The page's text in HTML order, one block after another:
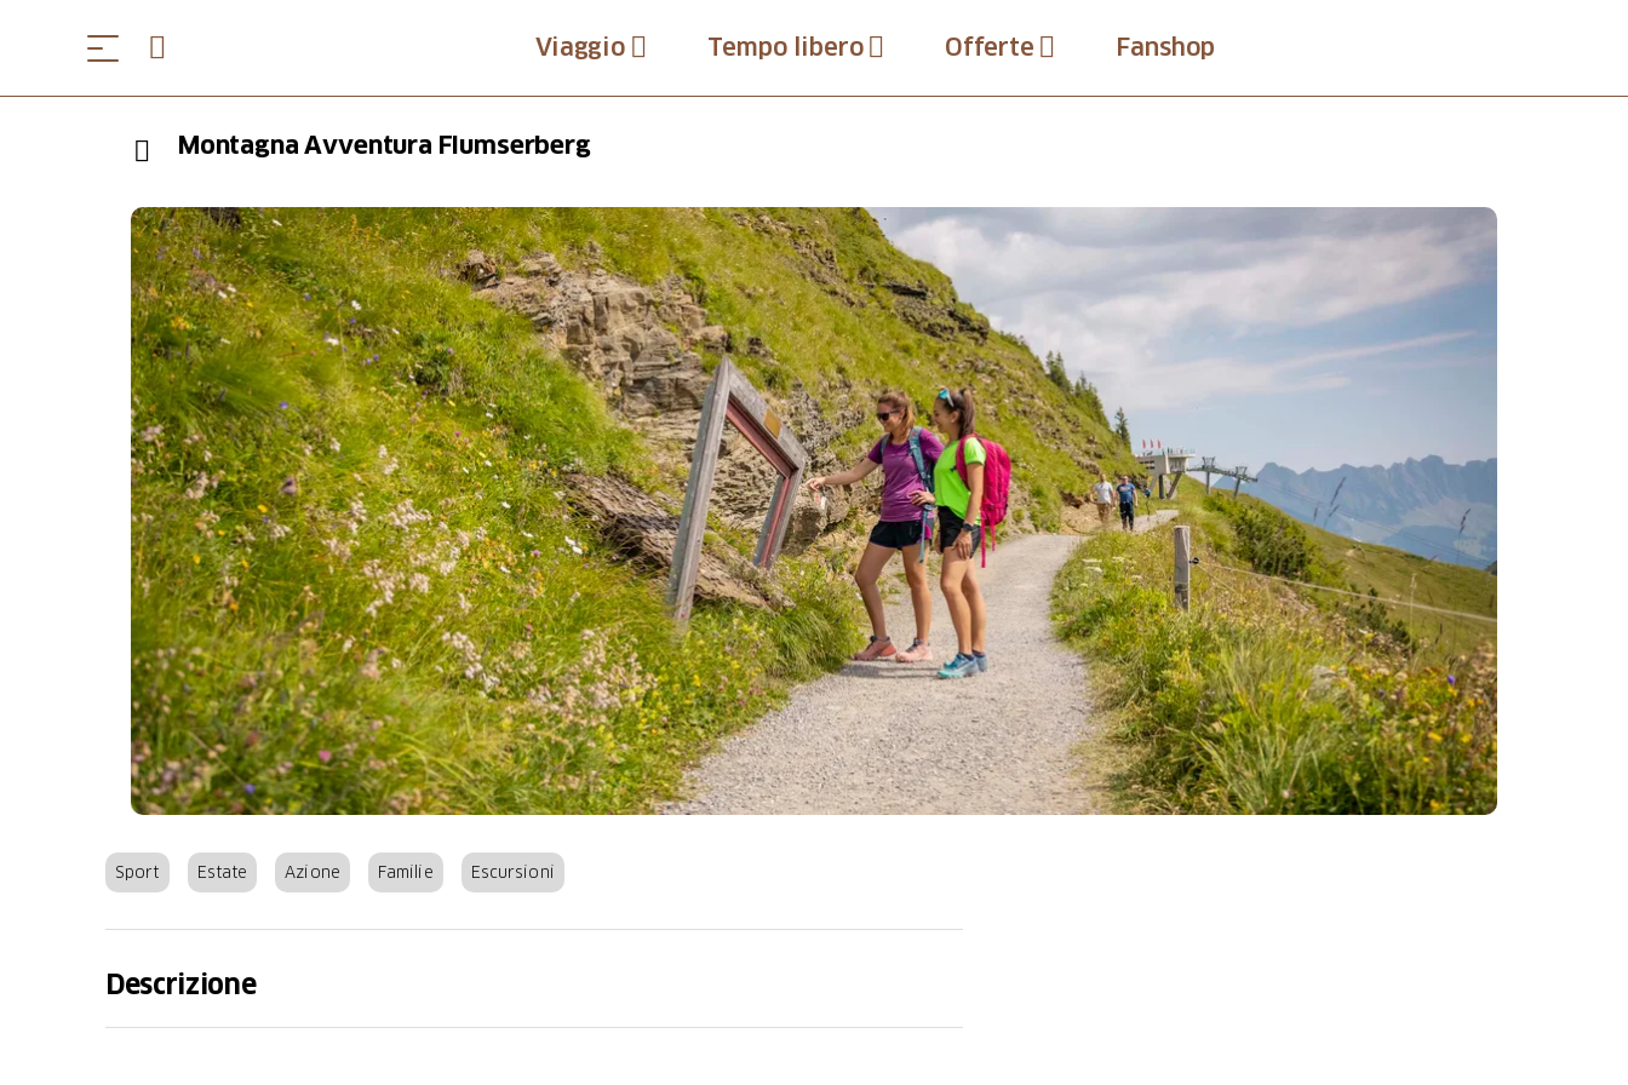
Viaggio Tempo libero Offerte Fanshop
Montagna Avventura Flumserberg
Sport Estate Azione Familie Escursioni
Descrizione